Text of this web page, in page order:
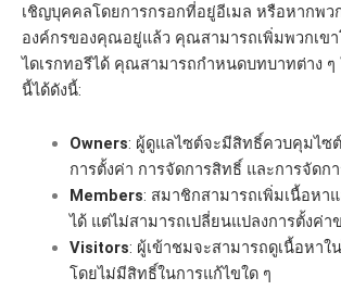
เชิญบุคคลโดยการกรอกที่อยู่อีเมล หรือหากพว
องค์กรของคุณอยู่แล้ว คุณสามารถเพิ่มพวกเขา
ไดเรกทอรีได้ คุณสามารถกำหนดบทบาทต่าง ๆ
นี้ได้ดังนี้:
Owners: ผู้ดูแลไซต์จะมีสิทธิ์ควบคุมไซ
การตั้งค่า การจัดการสิทธิ์ และการจัดก
Members: สมาชิกสามารถเพิ่มเนื้อหา
ได้ แต่ไม่สามารถเปลี่ยนแปลงการตั้งค่า
Visitors: ผู้เข้าชมจะสามารถดูเนื้อหาใ
โดยไม่มีสิทธิ์ในการแก้ไขใด ๆ